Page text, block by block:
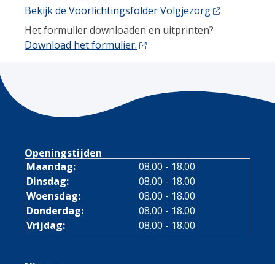
Bekijk de Voorlichtingsfolder Volgjezorg
Het formulier downloaden en uitprinten?
Download het formulier.
Openingstijden
Maandag:
08.00 - 18.00
Dinsdag:
08.00 - 18.00
Woensdag:
08.00 - 18.00
Donderdag:
08.00 - 18.00
Vrijdag:
08.00 - 18.00